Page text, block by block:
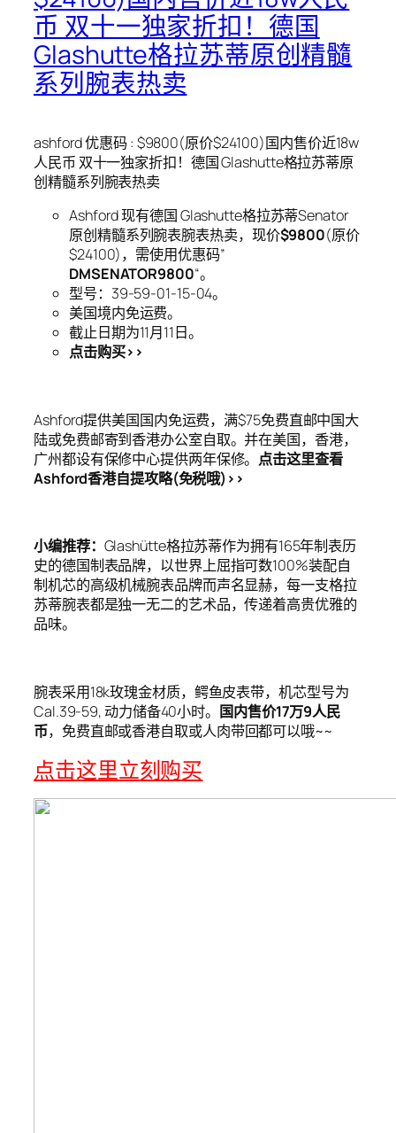
币 双十一独家折扣！德国
Glashutte格拉苏蒂原创精髓
系列腕表热卖
ashford 优惠码 : $9800(原价$24100)国内售价近18w
人民币 双十一独家折扣！德国 Glashutte格拉苏蒂原
创精髓系列腕表热卖
Ashford 现有德国 Glashutte格拉苏蒂Senator
原创精髓系列腕表腕表热卖，现价$9800(原价
$24100)，需使用优惠码”
DMSENATOR9800“。
型号：39-59-01-15-04。
美国境内免运费。
截止日期为11月11日。
点击购买>>
Ashford提供美国国内免运费，满$75免费直邮中国大
陆或免费邮寄到香港办公室自取。并在美国，香港，
广州都设有保修中心提供两年保修。 点击这里查看
Ashford香港自提攻略(免税哦)>>
小编推荐： Glashütte格拉苏蒂作为拥有165年制表历
史的德国制表品牌，以世界上屈指可数100%装配自
制机芯的高级机械腕表品牌而声名显赫，每一支格拉
苏蒂腕表都是独一无二的艺术品，传递着高贵优雅的
品味。
腕表采用18k玫瑰金材质，鳄鱼皮表带，机芯型号为
Cal.39-59, 动力储备40小时。 国内售价17万9人民
币，免费直邮或香港自取或人肉带回都可以哦~~
点击这里立刻购买